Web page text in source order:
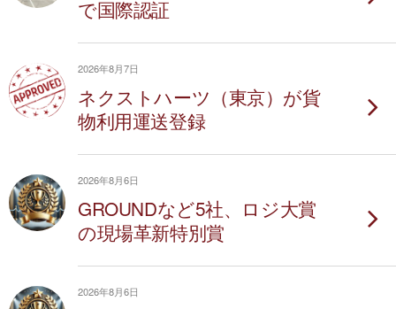
で国際認証
2026年8月7日
ネクストハーツ（東京）が貨
物利用運送登録
2026年8月6日
GROUNDなど5社、ロジ大賞
の現場革新特別賞
2026年8月6日